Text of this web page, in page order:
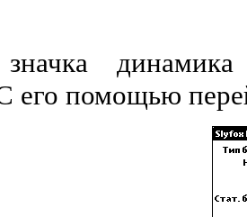
динамика
его помощью